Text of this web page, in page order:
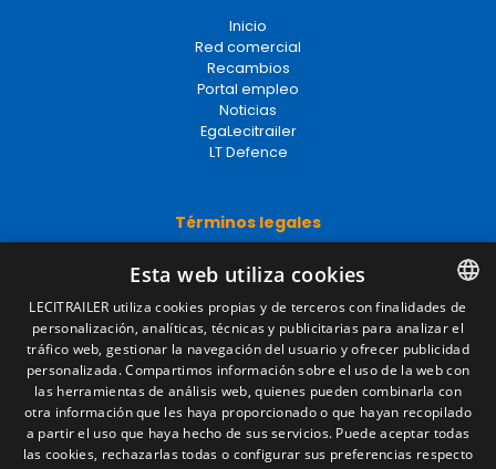
Inicio
Red comercial
Recambios
Portal empleo
Noticias
EgaLecitrailer
LT Defence
Términos legales
Política de privacidad
Política de cookies
Condiciones generales de venta
Gestionar cookies
Contacto
Camino de los Huertos, S/N. Apdo 100
SPANISH
ENGLISH
FRENCH
ITALIAN
Esta web utiliza cookies
LECITRAILER utiliza cookies propias y de terceros con finalidades de
personalización, analíticas, técnicas y publicitarias para analizar el
tráfico web, gestionar la navegación del usuario y ofrecer publicidad
personalizada. Compartimos información sobre el uso de la web con
las herramientas de análisis web, quienes pueden combinarla con
otra información que les haya proporcionado o que hayan recopilado
a partir el uso que haya hecho de sus servicios. Puede aceptar todas
las cookies, rechazarlas todas o configurar sus preferencias respecto